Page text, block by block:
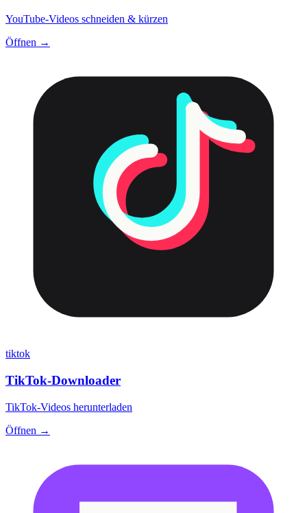
YouTube-Videos schneiden & kürzen
Öffnen →
tiktok
TikTok-Downloader
TikTok-Videos herunterladen
Öffnen →